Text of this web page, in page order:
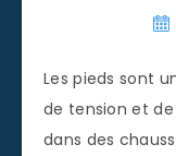
Les pieds sont
de tension et
dans des